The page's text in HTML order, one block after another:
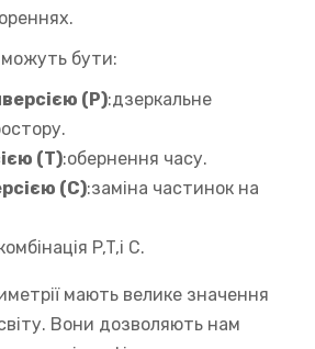
можуть бути:
(P):дзеркальне
(T):обернення часу.
(C):заміна частинок на
P,T,і C.
мають велике значення
Вони дозволяють нам